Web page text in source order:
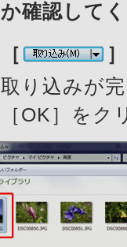
か確認して
［
取り込みが
［OK］をク